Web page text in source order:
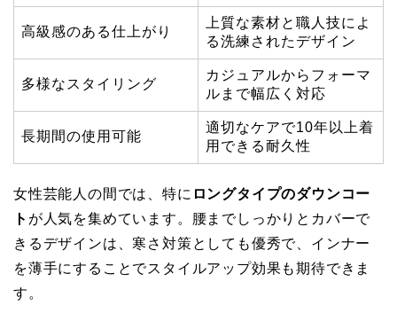
高級感のある仕上がり
上質な素材と職人技によ
る洗練されたデザイン
多様なスタイリング
カジュアルからフォーマ
ルまで幅広く対応
長期間の使用可能
適切なケアで10年以上着
用できる耐久性
女性芸能人の間では、特に ロングタイプのダウンコー
ト が人気を集めています。腰までしっかりとカバーで
きるデザインは、寒さ対策としても優秀で、インナー
を薄手にすることでスタイルアップ効果も期待できま
す。